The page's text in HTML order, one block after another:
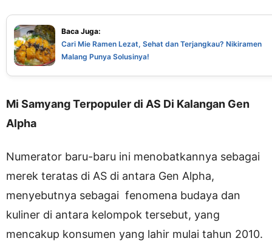
Baca Juga:
Cari Mie Ramen Lezat, Sehat dan Terjangkau? Nikiramen
Malang Punya Solusinya!
Mi Samyang Terpopuler di AS Di Kalangan Gen
Alpha
Numerator baru-baru ini menobatkannya sebagai
merek teratas di AS di antara Gen Alpha,
menyebutnya sebagai fenomena budaya dan
kuliner di antara kelompok tersebut, yang
mencakup konsumen yang lahir mulai tahun 2010.